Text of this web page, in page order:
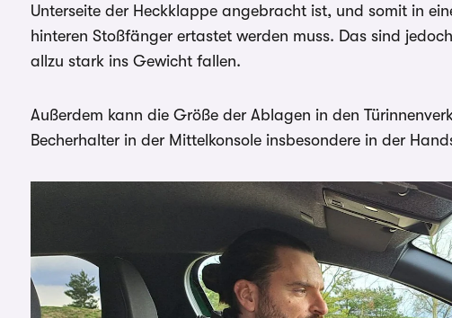
Unterseite der Heckklappe angebracht ist, und somit in
hinteren Stoßfänger ertastet werden muss. Das sind
allzu stark ins Gewicht fallen.
Außerdem kann die Größe der Ablagen in den
Becherhalter in der Mittelkonsole insbesondere in der